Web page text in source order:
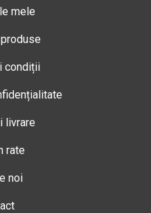
mele
condiții
livrare
rate
noi